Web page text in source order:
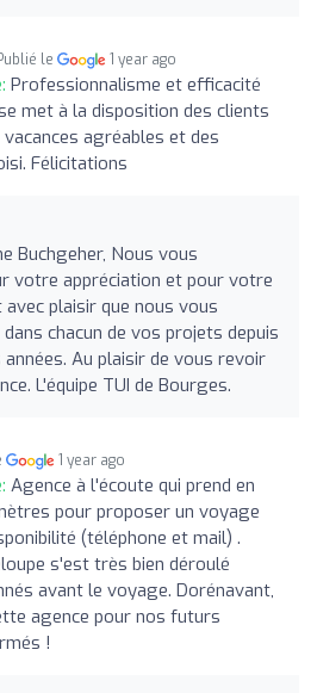
le 1 year ago
Professionnalisme et efficacité
met à la disposition des clients
agréables et des
Félicitations
Buchgeher, Nous vous
votre appréciation et pour votre
avec plaisir que nous vous
chacun de vos projets depuis
Au plaisir de vous revoir
L'équipe TUI de Bourges.
1 year ago
Agence à l'écoute qui prend en
pour proposer un voyage
(téléphone et mail) .
s'est très bien déroulé
avant le voyage. Dorénavant,
agence pour nos futurs
!